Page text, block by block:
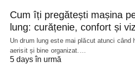
Cum îți pregătești mașina
lung: curățenie, confort și
Un drum lung este mai plăcut atunci când
aerisit și bine organizat.…
5 days în urmă